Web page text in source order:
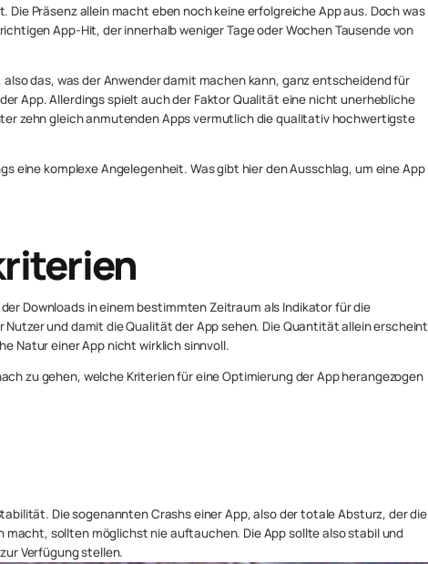
Die Präsenz allein macht eben noch keine erfolgreiche App aus. Doch was
App-Hit, der innerhalb weniger Tage oder Wochen Tausende von
das, was der Anwender damit machen kann, ganz entscheidend für
App. Allerdings spielt auch der Faktor Qualität eine nicht unerhebliche
zehn gleich anmutenden Apps vermutlich die qualitativ hochwertigste
eine komplexe Angelegenheit. Was gibt hier den Ausschlag, um eine App
Downloads in einem bestimmten Zeitraum als Indikator für die
und damit die Qualität der App sehen. Die Quantität allein erscheint
Natur einer App nicht wirklich sinnvoll.
zu gehen, welche Kriterien für eine Optimierung der App herangezogen
Die sogenannten Crashs einer App, also der totale Absturz, der die
macht, sollten möglichst nie auftauchen. Die App sollte also stabil und
Verfügung stellen.